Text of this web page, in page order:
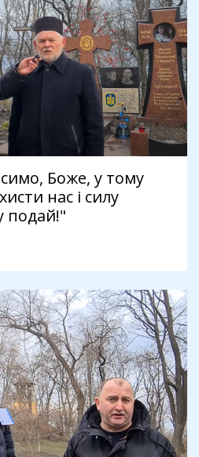
Боже, у тому
нас і силу
подай!"